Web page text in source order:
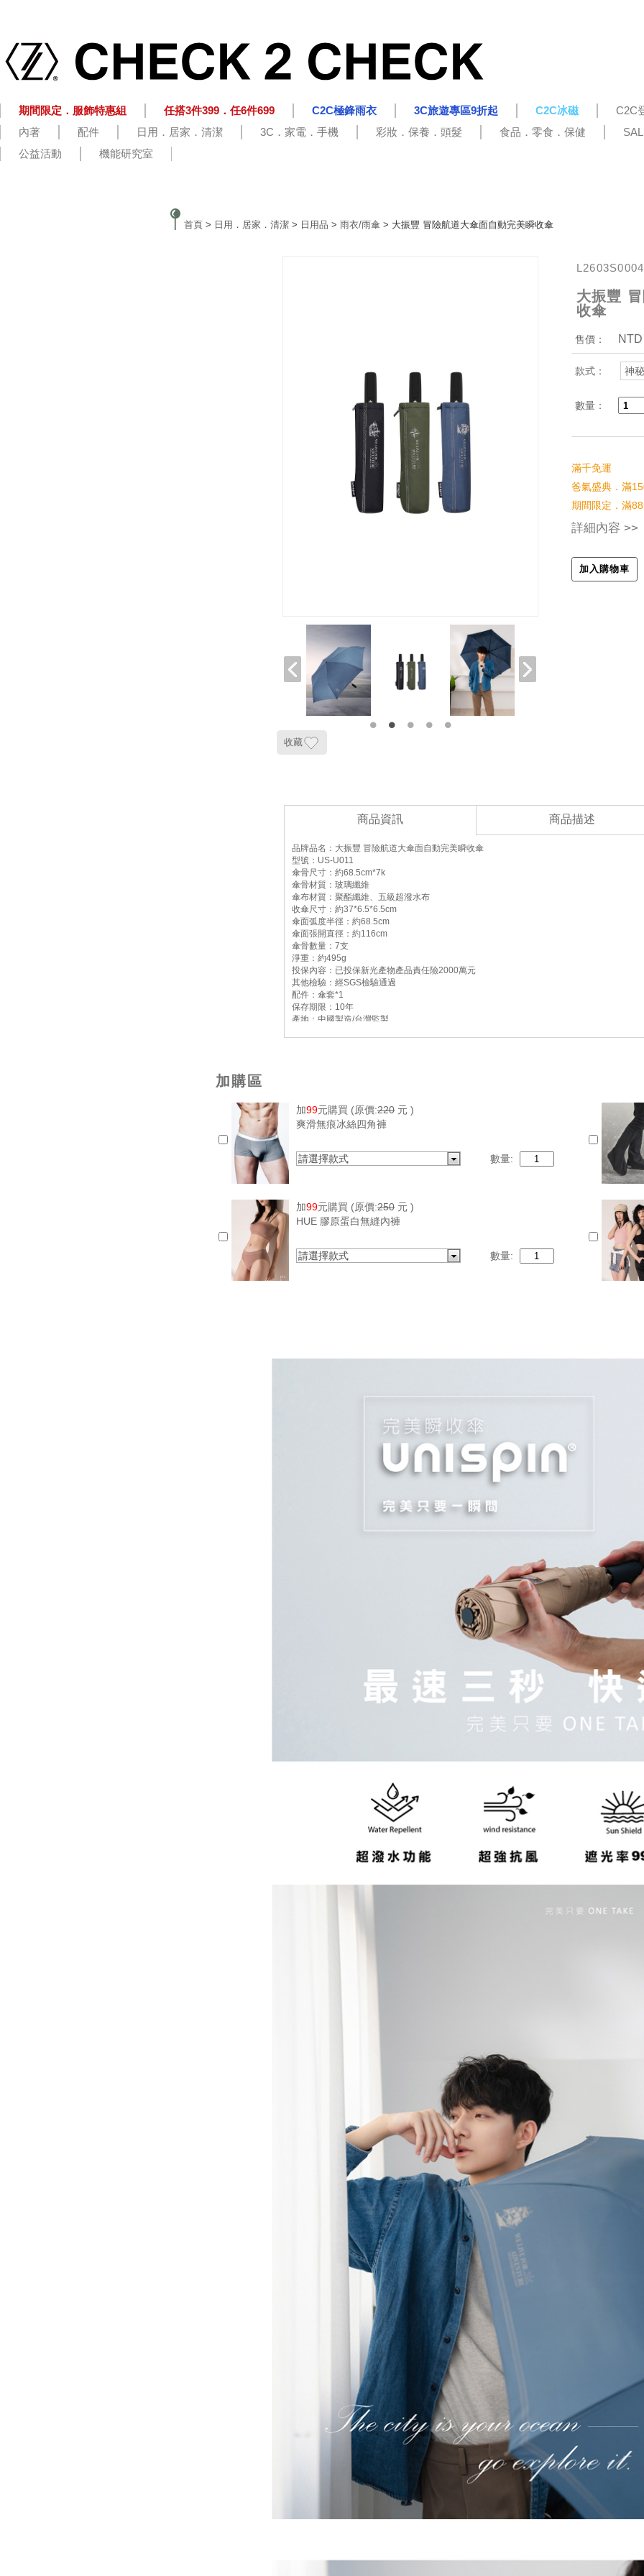
期間限定．服飾特惠組 任搭3件399．任6件699 C2C極鋒雨衣 3C旅遊專區9折起 C2C冰磁 C2C
內著
配件 日用．居家．清潔 3C．家電．手機 彩妝．保養．頭髮 食品．零食．保健
公益活動
機能研究室
首頁 > 日用．居家．清潔 > 日用品 > 雨衣/雨傘 > 大振豐 冒險航道大傘面自動完美瞬收傘
收藏
大振豐
收傘
售價：
款式： 神
數量：
滿千免運
爸氣盛典．滿
期間限定．滿
詳細內容 >>
加入購物車
商品資訊 商品描述
品牌品名：大振豐 冒險航道大傘面自動完美瞬收傘
型號：US-U011
傘骨尺寸：約68.5cm*7k
傘骨材質：玻璃纖維
傘布材質：聚酯纖維、五級超潑水布
收傘尺寸：約37*6.5*6.5cm
傘面弧度半徑：約68.5cm
傘面張開直徑：約116cm
傘骨數量：7支
淨重：約495g
投保內容：已投保新光產物產品責任險2000萬元
其他檢驗：經SGS檢驗通過
配件：傘套*1
保存期限：10年
產地：中國製造/台灣監製
加購區
加99元購買 (原價:220 元 )
爽滑無痕冰絲四角褲
請選擇款式 數量:
加99元購買 (原價:250 元 )
HUE 膠原蛋白無縫內褲
請選擇款式 數量: